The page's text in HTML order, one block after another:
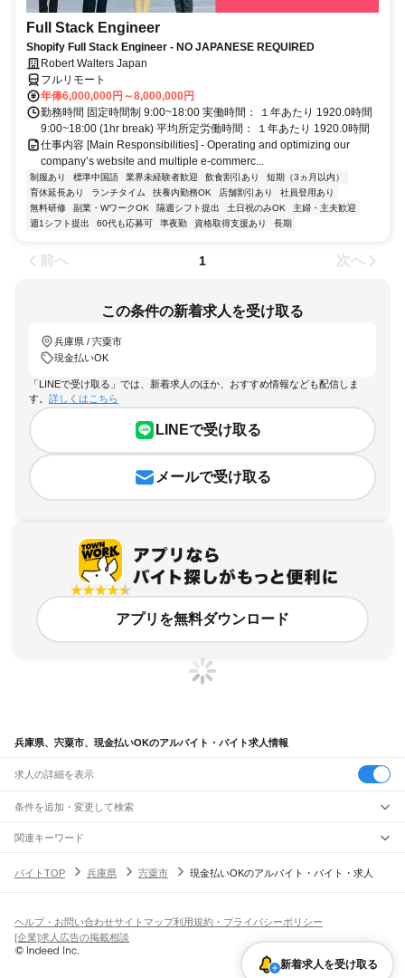
Full Stack Engineer
Shopify Full Stack Engineer - NO JAPANESE REQUIRED
Robert Walters Japan
フルリモート
年俸6,000,000円～8,000,000円
勤務時間 固定時間制 9:00~18:00 実働時間： １年あたり 1920.0時間
9:00~18:00 (1hr break) 平均所定労働時間： １年あたり 1920.0時間
仕事内容 [Main Responsibilities] - Operating and optimizing our
company’s website and multiple e-commerc...
制服あり 標準中国語 業界未経験者歓迎 飲食割引あり
短期（3ヵ月以内）
育休延長あり
ランチタイム 扶養内勤務OK 店舗割引あり
社員登用あり
無料研修
副業・WワークOK 隔週シフト提出 土日祝のみOK
主婦・主夫歓迎
週1シフト提出
60代も応募可 準夜勤 資格取得支援あり 長期
前へ 1 次へ
この条件の新着求人を受け取る
兵庫県 / 宍粟市
現金払いOK
「LINEで受け取る」では、新着求人のほか、おすすめ情報なども配信しま
す。 詳しくはこちら
LINEで受け取る
メールで受け取る
アプリを無料ダウンロード
兵庫県、宍粟市、現金払いOKのアルバイト・バイト求人情報
求人の詳細を表示
条件を追加・変更して検索
市区町村を追加・変更
兵庫県すべて
姫路市尼崎市明石市西宮市洲本市芦屋市伊丹市相生市豊岡市加古川市
西脇市宝塚市三木市 三田市加西市丹波篠山市養父市
たつの市川辺郡多可郡加古郡
駅を追加・変更
尼崎駅 立花駅甲子園口駅 さくら夙川駅 芦屋駅 甲南山手駅
六甲道駅 摩耶駅 灘駅 三ノ宮駅
JR神戸線(神戸～姫路)
須磨駅 塩屋駅垂水駅 舞子駅朝霧駅
飲食・フードサービス
飲食・フードサービス
ホールスタッフ
皿洗い・洗い場精肉・鮮魚加工
バー（BAR）・バーテンダー
特徴を追加・変更
人気
髪型・髪色自由ひげOKネイルOK
関連キーワード
兵庫県 神戸市 現金払いOK 日払い兵庫県 現金払いOK 日払い
バイトTOP 兵庫県 宍粟市 現金払いOKのアルバイト・バイト・求人
新着求人を受け取る
ヘルプ・お問い合わせサイトマップ利用規約・プライバシーポリシー
[企業]求人広告の掲載相談